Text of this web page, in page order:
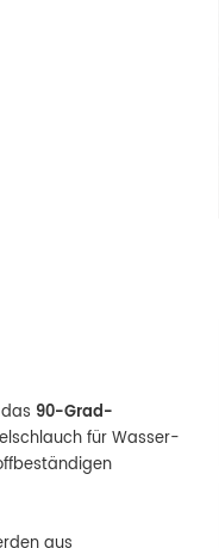
90-Grad-
für Wasser-